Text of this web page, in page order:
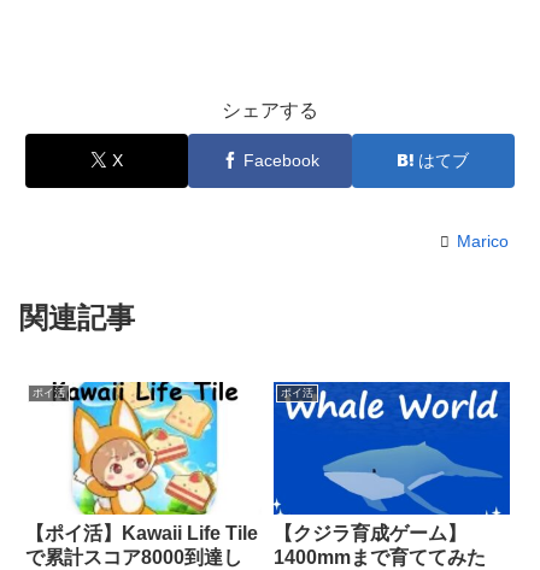
シェアする
X Facebook はてブ
Marico
関連記事
ポイ活
【ポイ活】Kawaii Life Tile
で累計スコア8000到達し
ポイ活
【クジラ育成ゲーム】
1400mmまで育ててみた